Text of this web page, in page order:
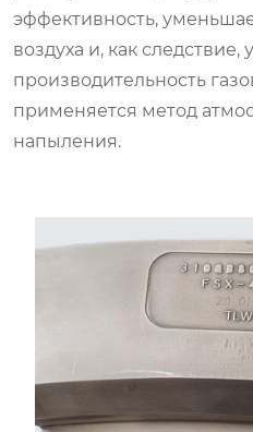
эффективность,
воздуха и, как
производительность
применяется метод
напыления.